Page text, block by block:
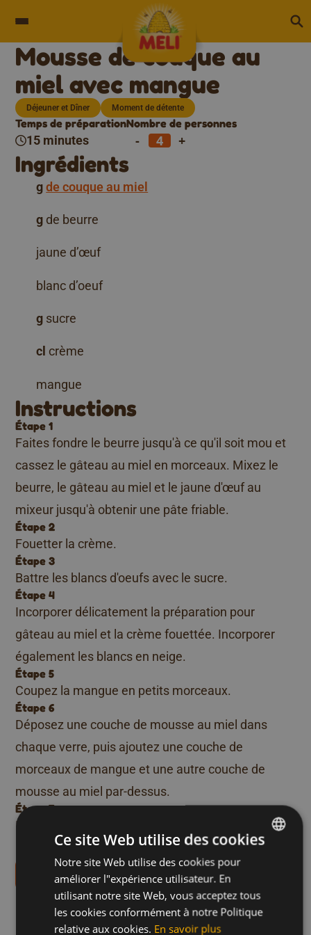
Mousse de couque au
miel avec mangue
Déjeuner et Dîner Moment de détente
Temps de préparation
15 minutes
Nombre de personnes
- +
Ingrédients
g de couque au miel
g de beurre
jaune d’œuf
blanc d’oeuf
g sucre
cl crème
mangue
Instructions
Étape 1
Faites fondre le beurre jusqu'à ce qu'il soit mou et
cassez le gâteau au miel en morceaux. Mixez le
beurre, le gâteau au miel et le jaune d'œuf au
mixeur jusqu'à obtenir une pâte friable.
Étape 2
Fouetter la crème.
Étape 3
Battre les blancs d'oeufs avec le sucre.
Étape 4
Incorporer délicatement la préparation pour
gâteau au miel et la crème fouettée. Incorporer
également les blancs en neige.
Étape 5
Coupez la mangue en petits morceaux.
Étape 6
Déposez une couche de mousse au miel dans
chaque verre, puis ajoutez une couche de
morceaux de mangue et une autre couche de
mousse au miel par-dessus.
Étape 7
Laissez la mousse prendre au réfrigérateur
pendant une heure.
Téléchargez nos livrets de recettes
Plus de recettes comme
ENGLISH
Ce site Web utilise des cookies
Notre site Web utilise des cookies pour
améliorer l"expérience utilisateur. En
utilisant notre site Web, vous acceptez tous
les cookies conformément à notre Politique
relative aux cookies. En savoir plus